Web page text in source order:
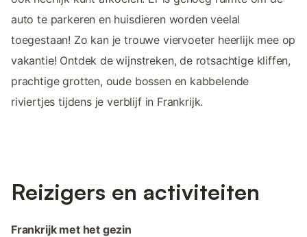
auto te parkeren en huisdieren worden veelal
toegestaan! Zo kan je trouwe viervoeter heerlijk mee op
vakantie! Ontdek de wijnstreken, de rotsachtige kliffen,
prachtige grotten, oude bossen en kabbelende
riviertjes tijdens je verblijf in Frankrijk.
Reizigers en activiteiten
Frankrijk met het gezin